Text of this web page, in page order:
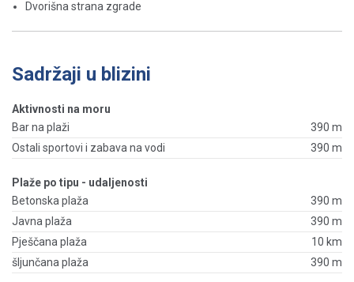
Dvorišna strana zgrade
Sadržaji u blizini
Aktivnosti na moru
Bar na plaži
390 m
Ostali sportovi i zabava na vodi
390 m
Plaže po tipu - udaljenosti
Betonska plaža
390 m
Javna plaža
390 m
Pješčana plaža
10 km
šljunčana plaža
390 m